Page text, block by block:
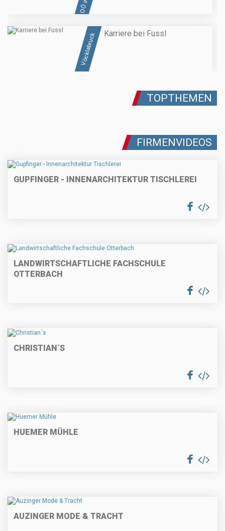
Vöcklabruck Karriere bei Fussl
TOPTHEMEN
FIRMENVIDEOS
GUPFINGER - INNENARCHITEKTUR TISCHLEREI
LANDWIRTSCHAFTLICHE FACHSCHULE
OTTERBACH
CHRISTIAN´S
HUEMER MÜHLE
AUZINGER MODE & TRACHT